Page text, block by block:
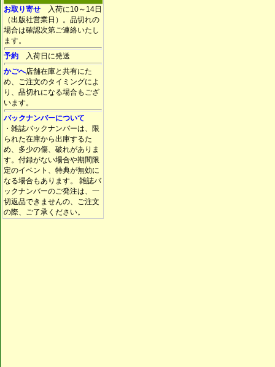
お取り寄せ 入荷に10～14日
（出版社営業日）。品切れの
場合は確認次第ご連絡いたし
ます。
予約 入荷日に発送
かごへ店舗在庫と共有にた
め、ご注文のタイミングによ
り、品切れになる場合もござ
います。
バックナンバーについて
・雑誌バックナンバーは、限
られた在庫から出庫するた
め、多少の傷、破れがありま
す。付録がない場合や期間限
定のイベント、特典が無効に
なる場合もあります。 雑誌バ
ックナンバーのご発注は、一
切返品できませんの、ご注文
の際、ご了承ください。